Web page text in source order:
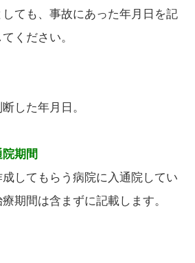
ても、事故にあった年月日を記
ください。
した年月日。
期間
してもらう病院に入通院してい
期間は含まずに記載します。